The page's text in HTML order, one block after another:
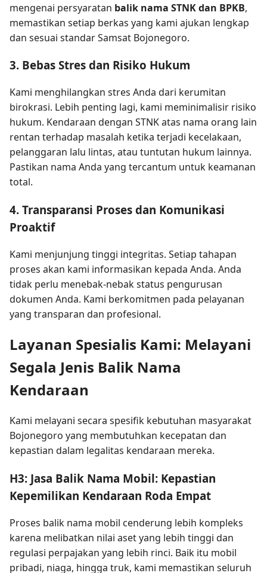
mengenai persyaratan balik nama STNK dan BPKB,
memastikan setiap berkas yang kami ajukan lengkap
dan sesuai standar Samsat Bojonegoro.
3. Bebas Stres dan Risiko Hukum
Kami menghilangkan stres Anda dari kerumitan
birokrasi. Lebih penting lagi, kami meminimalisir risiko
hukum. Kendaraan dengan STNK atas nama orang lain
rentan terhadap masalah ketika terjadi kecelakaan,
pelanggaran lalu lintas, atau tuntutan hukum lainnya.
Pastikan nama Anda yang tercantum untuk keamanan
total.
4. Transparansi Proses dan Komunikasi
Proaktif
Kami menjunjung tinggi integritas. Setiap tahapan
proses akan kami informasikan kepada Anda. Anda
tidak perlu menebak-nebak status pengurusan
dokumen Anda. Kami berkomitmen pada pelayanan
yang transparan dan profesional.
Layanan Spesialis Kami: Melayani
Segala Jenis Balik Nama
Kendaraan
Kami melayani secara spesifik kebutuhan masyarakat
Bojonegoro yang membutuhkan kecepatan dan
kepastian dalam legalitas kendaraan mereka.
H3: Jasa Balik Nama Mobil: Kepastian
Kepemilikan Kendaraan Roda Empat
Proses balik nama mobil cenderung lebih kompleks
karena melibatkan nilai aset yang lebih tinggi dan
regulasi perpajakan yang lebih rinci. Baik itu mobil
pribadi, niaga, hingga truk, kami memastikan seluruh